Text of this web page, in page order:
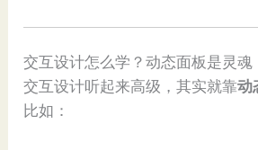
交互设计怎么学？动态面板是灵魂
交互设计听起来高级，其实就靠​动
比如：